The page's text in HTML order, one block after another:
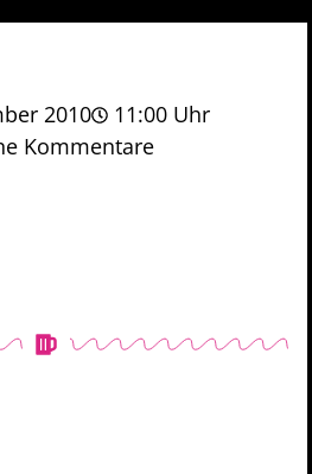
2010
11:00 Uhr
Kommentare